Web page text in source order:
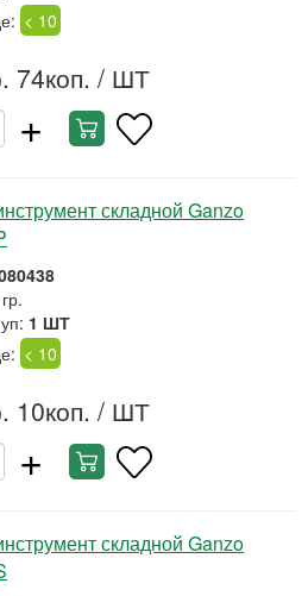
< 10
74коп. / ШТ
+
складной Ganzo
1 ШТ
< 10
10коп. / ШТ
+
складной Ganzo